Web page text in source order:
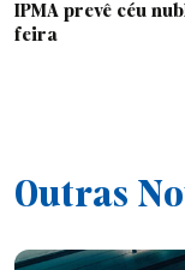
IPMA prevê céu
feira
Outras